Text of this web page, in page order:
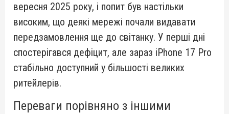
вересня 2025 року, і попит був настільки
високим, що деякі мережі почали видавати
передзамовлення ще до світанку. У перші дні
спостерігався дефіцит, але зараз iPhone 17 Pro
стабільно доступний у більшості великих
ритейлерів.
Переваги порівняно з іншими